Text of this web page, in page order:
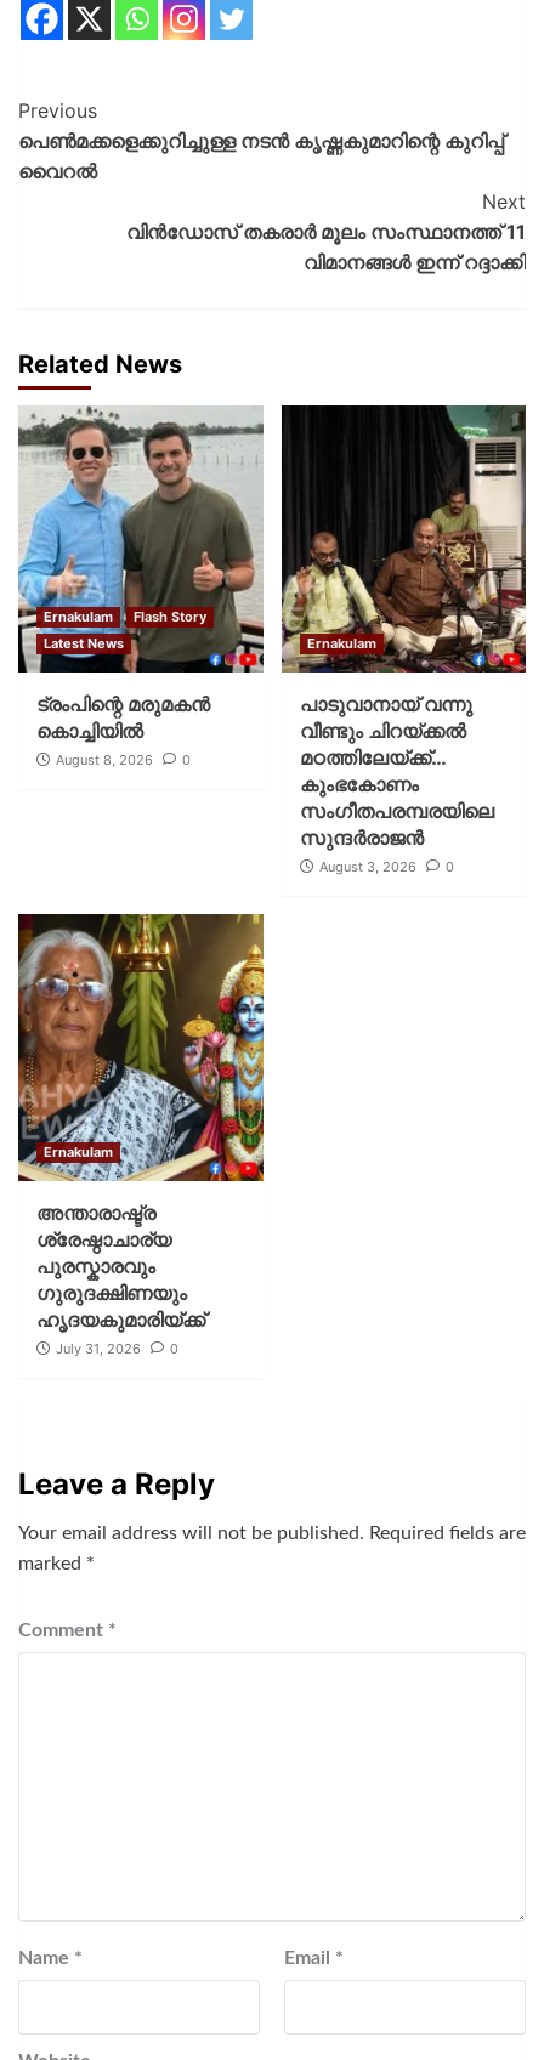
Previous
പെൺമക്കളെക്കുറിച്ചുള്ള നടൻ കൃഷ്ണകുമാറിന്റെ കുറിപ്പ്
വൈറൽ
Next
വിൻഡോസ് തകരാർ മൂലം സംസ്ഥാനത്ത് 11
വിമാനങ്ങൾ ഇന്ന് റദ്ദാക്കി
Related News
Ernakulam
Flash Story
Latest News
ട്രംപിന്റെ മരുമകന്‍
കൊച്ചിയില്‍
August 8, 2026 0
Ernakulam
പാടുവാനായ് വന്നു
വീണ്ടും ചിറയ്ക്കൽ
മഠത്തിലേയ്ക്ക്…
കുംഭകോണം
സംഗീതപരമ്പരയിലെ
സുന്ദർരാജൻ
August 3, 2026 0
Ernakulam
അന്താരാഷ്ട്ര
ശ്രേഷ്ഠാചാര്യ
പുരസ്കാരവും
ഗുരുദക്ഷിണയും
ഹൃദയകുമാരിയ്ക്ക്
July 31, 2026 0
Leave a Reply
Your email address will not be published. Required fields are
marked *
Comment *
Name * Email *